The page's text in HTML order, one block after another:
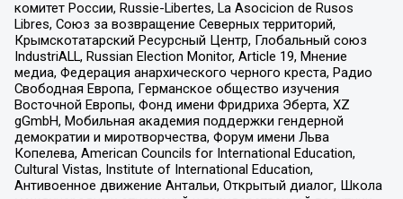
комитет России, Russie-Libertes, La Asocicion de Rusos
Libres, Союз за возвращение Северных территорий,
Крымскотатарский Ресурсный Центр, Глобальный союз
IndustriALL, Russian Election Monitor, Article 19, Мнение
медиа, Федерация анархического черного креста, Радио
Свободная Европа, Германское общество изучения
Восточной Европы, Фонд имени Фридриха Эберта, XZ
gGmbH, Мобильная академия поддержки гендерной
демократии и миротворчества, Форум имени Льва
Копелева, American Councils for International Education,
Cultural Vistas, Institute of International Education,
Антивоенное движение Антальи, Открытый диалог, Школа